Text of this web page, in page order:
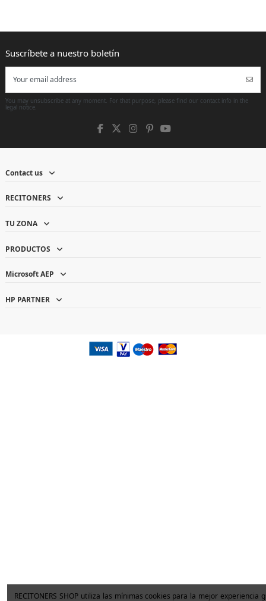
You may unsubscribe at any moment. For that purpose, please find our contact info in the
legal notice.
Contact us
RECITONERS
TU ZONA
PRODUCTOS
Microsoft AEP
HP PARTNER
RECITONERS SHOP utiliza las mínimas cookies para la mejor experiencia